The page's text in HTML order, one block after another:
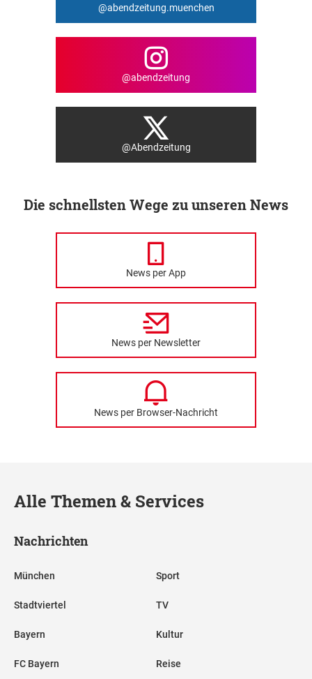
@abendzeitung.muenchen
@abendzeitung
@Abendzeitung
Die schnellsten Wege zu unseren News
News per App
News per Newsletter
News per Browser-Nachricht
Alle Themen & Services
Nachrichten
München
Stadtviertel
Bayern
FC Bayern
Sport
TV
Kultur
Reise